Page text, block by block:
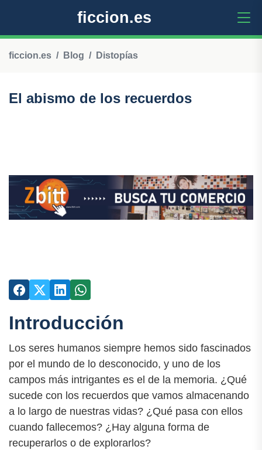
ficcion.es
ficcion.es Blog Distopías
El abismo de los recuerdos
Introducción
Los seres humanos siempre hemos sido fascinados
por el mundo de lo desconocido, y uno de los
campos más intrigantes es el de la memoria. ¿Qué
sucede con los recuerdos que vamos almacenando
a lo largo de nuestras vidas? ¿Qué pasa con ellos
cuando fallecemos? ¿Hay alguna forma de
recuperarlos o de explorarlos?